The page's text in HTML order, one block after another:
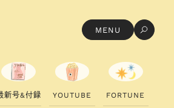
MENU
新号&付録 YOUTU B E FORTU N E